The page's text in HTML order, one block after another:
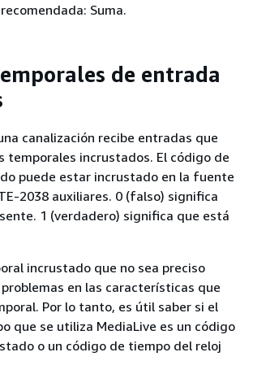
Suma.
de entrada
canalización recibe entradas que
temporales incrustados. El código de
puede estar incrustado en la fuente
2038 auxiliares. 0 (falso) significa
1 (verdadero) significa que está
incrustado que no sea preciso
en las características que
Por lo tanto, es útil saber si el
que se utiliza MediaLive es un código
o un código de tiempo del reloj